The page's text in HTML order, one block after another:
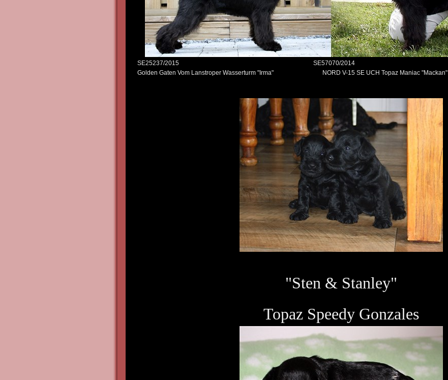
SE25237/2015 SE57070/2014
Golden Gaten Vom Lanstroper Wasserturm "Irma" NORD V-15 SE UCH Topaz Maniac "Mackan"
"Sten & Stanley"
Topaz Speedy Gonzales